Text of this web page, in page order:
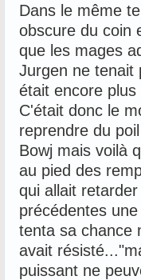
Dans le même
obscure du coin
que les mages
Jurgen ne tenait
était encore plus
C'était donc le
reprendre du
Bowj mais voilà
au pied des
qui allait
précédentes
tenta sa chance
avait
puissant ne